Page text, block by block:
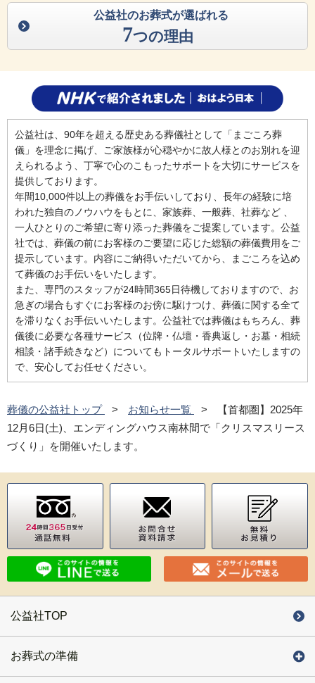
公益社のお葬式が選ばれる
7つの理由
公益社は、90年を超える歴史ある葬儀社として「まごころ葬
儀」を理念に掲げ、ご家族様が心穏やかに故人様とのお別れを迎
えられるよう、丁寧で心のこもったサポートを大切にサービスを
提供しております。
年間10,000件以上の葬儀をお手伝いしており、長年の経験に培
われた独自のノウハウをもとに、家族葬、一般葬、社葬など 、
一人ひとりのご希望に寄り添った葬儀をご提案しています。公益
社では、葬儀の前にお客様のご要望に応じた総額の葬儀費用をご
提示しています。内容にご納得いただいてから、まごころを込め
て葬儀のお手伝いをいたします。
また、専門のスタッフが24時間365日待機しておりますので、お
急ぎの場合もすぐにお客様のお傍に駆けつけ、葬儀に関する全て
を滞りなくお手伝いいたします。公益社では葬儀はもちろん、葬
儀後に必要な各種サービス（位牌・仏壇・香典返し・お墓・相続
相談・諸手続きなど）についてもトータルサポートいたしますの
で、安心してお任せください。
葬儀の公益社トップ お知らせ一覧
【首都圏】2025年
12月6日(土)、エンディングハウス南林間で「クリスマスリース
づくり」を開催いたします。
公益社TOP
お葬式の準備